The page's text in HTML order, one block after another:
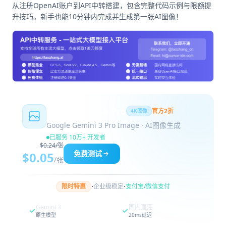
从注册OpenAI账户到API中转搭建，包含完整代码示例与限额提
升技巧。新手也能10分钟内完成并生成第一张AI图像！
4K图像 官方2折
Google Gemini 3 Pro Image · AI图像生成
已服务 10万+ 开发者
$0.24/张
$0.05/张
免费测试
限时特惠 ·企业级稳定·支付宝/微信支付
Gemini 3
原生模型
国内直连
20ms延迟